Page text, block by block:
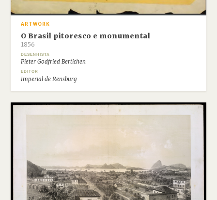
ARTWORK
O Brasil pitoresco e monumental
1856
DESENHISTA
Pieter Godfried Bertichen
EDITOR
Imperial de Rensburg